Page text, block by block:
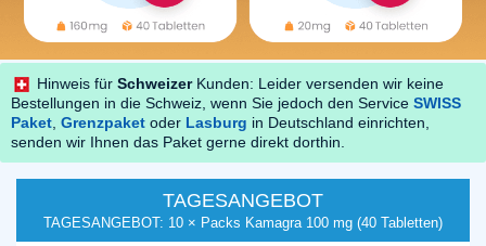
Hinweis für Schweizer Kunden: Leider versenden wir keine
Bestellungen in die Schweiz, wenn Sie jedoch den Service SWISS
Paket Grenzpaket oder Lasburg in Deutschland einrichten,
senden wir Ihnen das Paket gerne direkt dorthin.
TAGESANGEBOT
TAGESANGEBOT: 10 × Packs Kamagra 100 mg (40 Tabletten)